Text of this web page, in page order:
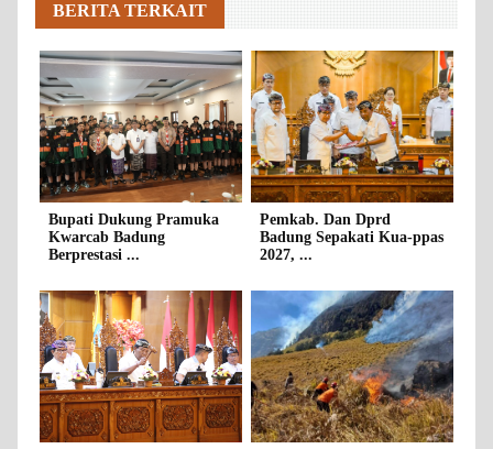
BERITA TERKAIT
Bupati Dukung Pramuka
Kwarcab Badung
Berprestasi ...
Pemkab. Dan Dprd
Badung Sepakati Kua-ppas
2027, ...